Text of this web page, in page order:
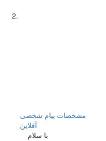
مشخصات پیام شخصی
آفلاين
با سلام